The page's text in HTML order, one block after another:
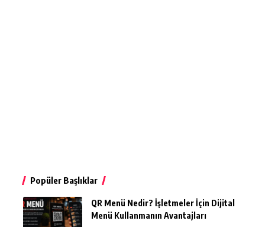
Popüler Başlıklar
QR Menü Nedir? İşletmeler İçin Dijital
Menü Kullanmanın Avantajları